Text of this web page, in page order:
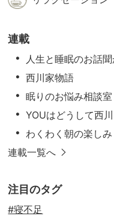
連載
人生と睡眠のお話
西川家物語
眠りのお悩み相談室
YOUはどうして西川
わくわく朝の楽しみ
連載一覧へ
注目のタグ
#寝不足